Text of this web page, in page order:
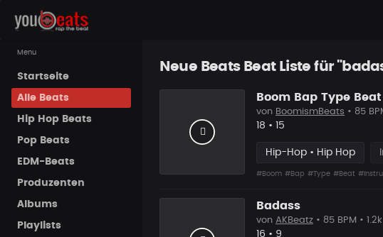
Menu
Startseite
Alle Beats
Hip Hop Beats
Pop Beats
EDM-Beats
Produzenten
Albums
Playlists
Neue Beats Beat Liste für
Boom Bap Type
von BoomismBeats • 85
Likes
18 • Vorgeschlagen
15
Hip-Hop • Hip Hop
#Boom #Bap #Type #Beat
Badass
von AKBeatz • 85 BPM •
Likes
16 • Vorgeschlagen
9